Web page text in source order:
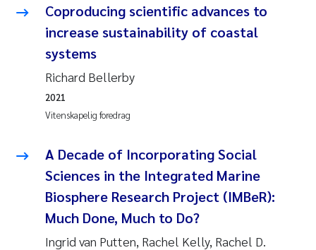
Coproducing scientific advances to
increase sustainability of coastal
systems
Richard Bellerby
Vitenskapelig foredrag
2021
A Decade of Incorporating Social
Sciences in the Integrated Marine
Biosphere Research Project (IMBeR):
Much Done, Much to Do?
Ingrid van Putten, Rachel Kelly, Rachel D.